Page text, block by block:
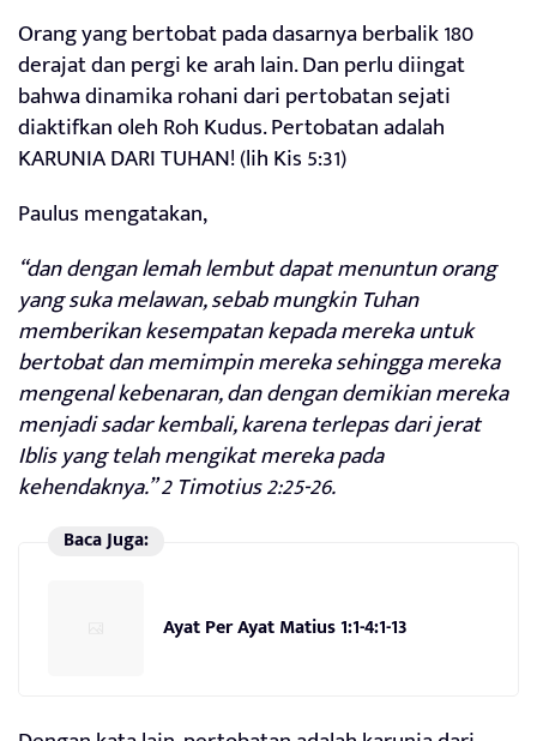
Orang yang bertobat pada dasarnya berbalik 180
derajat dan pergi ke arah lain. Dan perlu diingat
bahwa dinamika rohani dari pertobatan sejati
diaktifkan oleh Roh Kudus. Pertobatan adalah
KARUNIA DARI TUHAN! (lih Kis 5:31)
Paulus mengatakan,
“dan dengan lemah lembut dapat menuntun orang
yang suka melawan, sebab mungkin Tuhan
memberikan kesempatan kepada mereka untuk
bertobat dan memimpin mereka sehingga mereka
mengenal kebenaran, dan dengan demikian mereka
menjadi sadar kembali, karena terlepas dari jerat
Iblis yang telah mengikat mereka pada
kehendaknya.” 2 Timotius 2:25-26.
Baca Juga:
Ayat Per Ayat Matius 1:1-4:1-13